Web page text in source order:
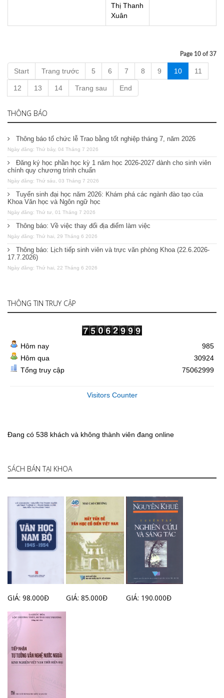
Thị Thanh
Xuân
Page 10 of 37
Start Trang trước 5 6 7 8 9 10 11
12 13 14 Trang sau End
THÔNG BÁO
Thông báo tổ chức lễ Trao bằng tốt nghiệp tháng 7, năm 2026
Ngày đăng: Thứ bảy, 04 Tháng 7 2026
Đăng ký học phần học kỳ 1 năm học 2026-2027 dành cho sinh viên
chính quy chương trình chuẩn
Ngày đăng: Thứ sáu, 03 Tháng 7 2026
Tuyển sinh đại học năm 2026: Khám phá các ngành đào tạo của
Khoa Văn học và Ngôn ngữ học
Ngày đăng: Thứ tư, 01 Tháng 7 2026
Thông báo: Về việc thay đổi địa điểm làm việc
Ngày đăng: Thứ hai, 29 Tháng 6 2026
Thông báo: Lịch tiếp sinh viên và trực văn phòng Khoa (22.6.2026-
17.7.2026)
Ngày đăng: Thứ hai, 22 Tháng 6 2026
THÔNG TIN TRUY CẬP
Hôm nay
Hôm qua
Tổng truy cập
985
30924
75062999
Visitors Counter
Đang có 538 khách và không thành viên đang online
SÁCH BÁN TẠI KHOA
GIÁ: 98.000Đ GIÁ: 85.000Đ GIÁ: 190.000Đ